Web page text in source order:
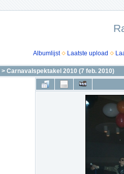
Albumlijst
Laatste upload
> Carnavalspektakel 2010 (7 feb. 2010)